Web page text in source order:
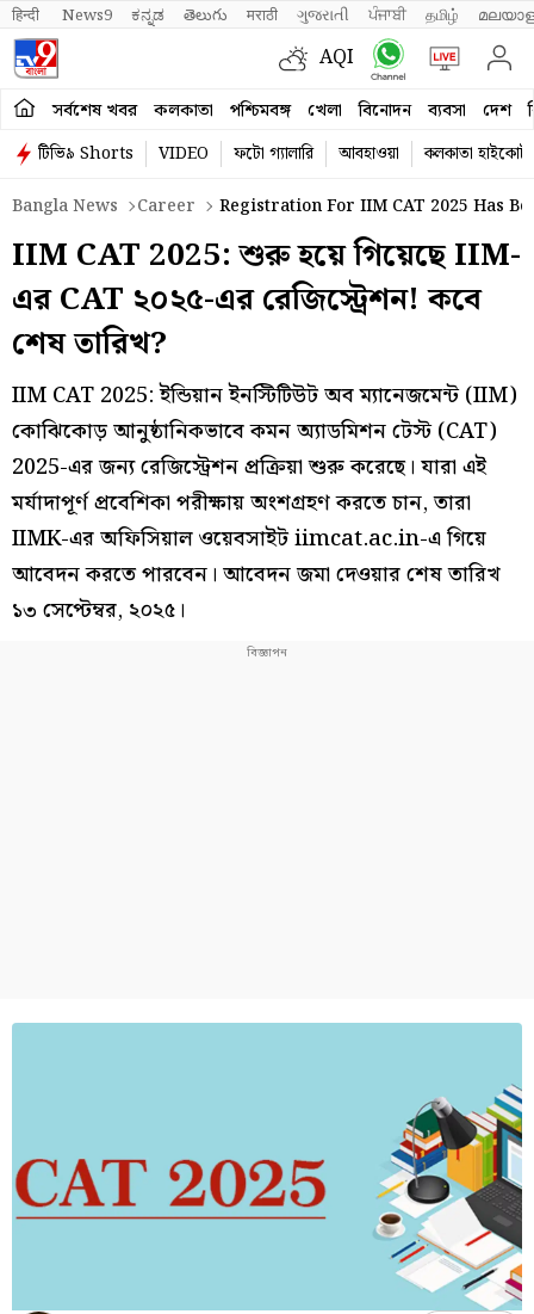
हिन्दी News9 ಕನ್ನಡ తెలుగు मराठी ગુજરાતી ਪੰਜਾਬੀ தமிழ்
AQI
সর্বশেষ খবর কলকাতা পশ্চিমবঙ্গ খেলা বিনোদন ব্যবসা দেশ
টিভি৯ Shorts VIDEO ফটো গ্যালারি আবহাওয়া
কলকাতা হাইকোর্ট
Bangla News
Career Registration For IIM CAT 2025 Has
IIM CAT 2025: শুরু হয়ে গিয়েছে IIM-
এর CAT ২০২৫-এর রেজিস্ট্রেশন! কবে
শেষ তারিখ?
IIM CAT 2025: ইন্ডিয়ান ইনস্টিটিউট অব ম্যানেজমেন্ট (IIM)
কোঝিকোড় আনুষ্ঠানিকভাবে কমন অ্যাডমিশন টেস্ট (CAT)
2025-এর জন্য রেজিস্ট্রেশন প্রক্রিয়া শুরু করেছে। যারা এই
মর্যাদাপূর্ণ প্রবেশিকা পরীক্ষায় অংশগ্রহণ করতে চান, তারা
IIMK-এর অফিসিয়াল ওয়েবসাইট iimcat.ac.in-এ গিয়ে
আবেদন করতে পারবেন। আবেদন জমা দেওয়ার শেষ তারিখ
১৩ সেপ্টেম্বর, ২০২৫।